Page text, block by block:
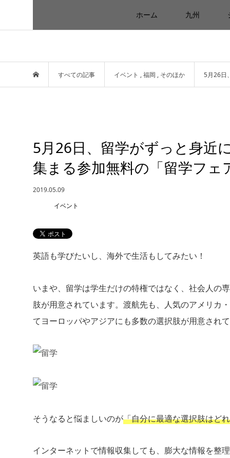
ホーム 九州
すべての記事 イベント ,福岡 , そのほか 5月26日
5月26日、留学がずっと身近
集まる参加無料の「留学フェ
2019.05.09
イベント
英語も学びたいし、海外で生活もしてみたい！
いまや、留学は学生だけの特権ではなく、社会人の
肢が用意されています。渡航先も、人気のアメリカ
てヨーロッパやアジアにも多数の選択肢が用意され
そうなると悩ましいのが「自分に最適な選択肢はど
インターネットで情報収集しても、膨大な情報を整